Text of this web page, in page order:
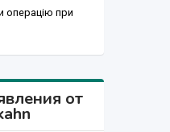
операцію при
от